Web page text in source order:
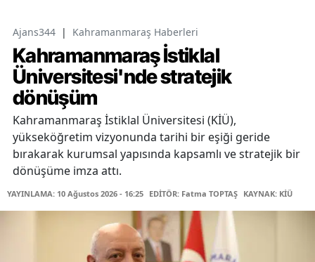
Ajans344 | Kahramanmaraş Haberleri
Kahramanmaraş İstiklal
Üniversitesi'nde stratejik
dönüşüm
Kahramanmaraş İstiklal Üniversitesi (KİÜ),
yükseköğretim vizyonunda tarihi bir eşiği geride
bırakarak kurumsal yapısında kapsamlı ve stratejik bir
dönüşüme imza attı.
YAYINLAMA: 10 Ağustos 2026 - 16:25 EDİTÖR: Fatma TOPTAŞ KAYNAK: KİÜ